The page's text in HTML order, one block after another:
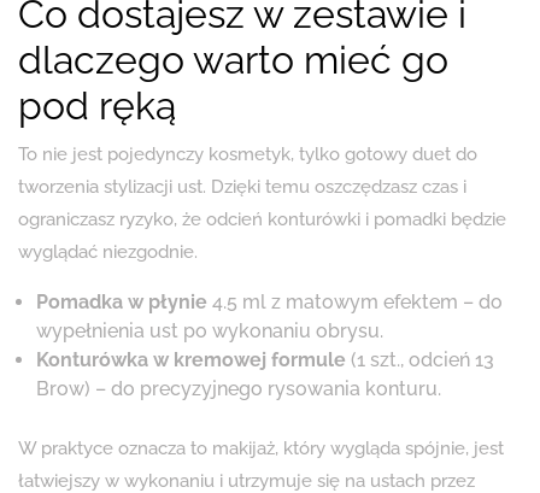
Co dostajesz w zestawie i
dlaczego warto mieć go
pod ręką
To nie jest pojedynczy kosmetyk, tylko gotowy duet do
tworzenia stylizacji ust. Dzięki temu oszczędzasz czas i
ograniczasz ryzyko, że odcień konturówki i pomadki będzie
wyglądać niezgodnie.
Pomadka w płynie 4.5 ml z matowym efektem – do
wypełnienia ust po wykonaniu obrysu.
Konturówka w kremowej formule (1 szt., odcień 13
Brow) – do precyzyjnego rysowania konturu.
W praktyce oznacza to makijaż, który wygląda spójnie, jest
łatwiejszy w wykonaniu i utrzymuje się na ustach przez